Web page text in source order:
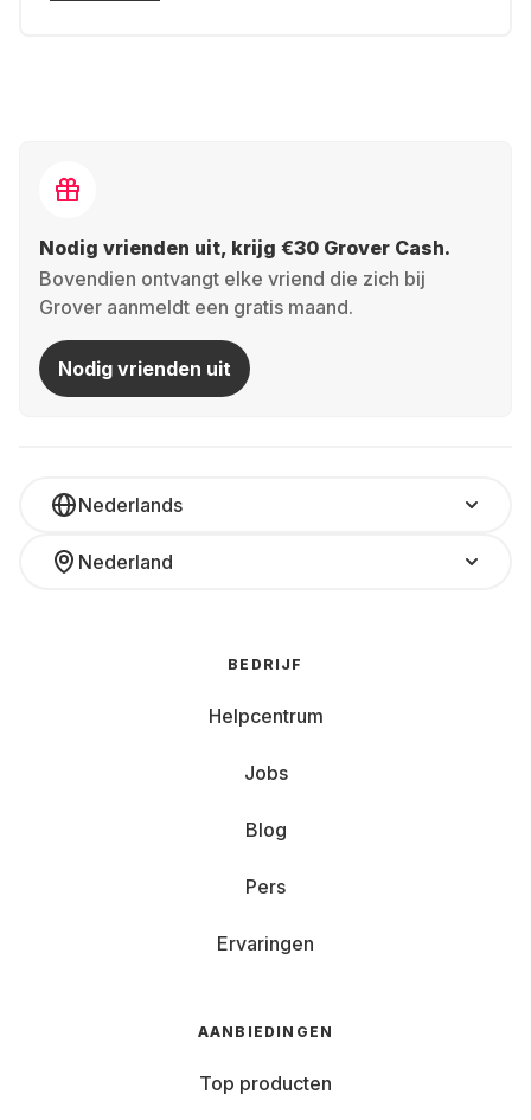
Nodig vrienden uit, krijg €30 Grover Cash.
Bovendien ontvangt elke vriend die zich bij
Grover aanmeldt een gratis maand.
Nodig vrienden uit
Nederlands
Nederland
BEDRIJF
Helpcentrum
Jobs
Blog
Pers
Ervaringen
AANBIEDINGEN
Top producten